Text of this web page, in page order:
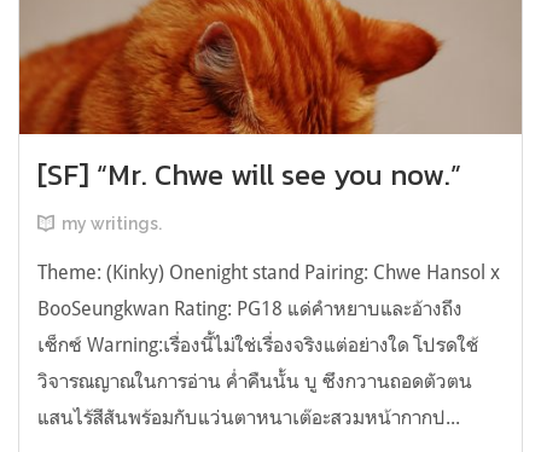
[SF] “Mr. Chwe will see you now.”
my writings.
Theme: (Kinky) Onenight stand Pairing: Chwe Hansol x
BooSeungkwan Rating: PG18 แด่คำหยาบและอ้างถึง
เซ็กซ์ Warning:เรื่องนี้ไม่ใช่เรื่องจริงแต่อย่างใด โปรดใช้
วิจารณญาณในการอ่าน ค่ำคืนนั้น บู ซึงกวานถอดตัวตน
แสนไร้สีสันพร้อมกับแว่นตาหนาเต๊อะสวมหน้ากากป...